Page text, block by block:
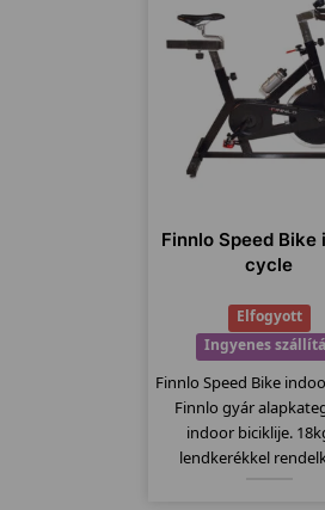
Finnlo Speed Bike
cycle
Elfogyott
Ingyenes
Finnlo Speed Bike
Finnlo gyár
indoor biciklije.
lendkerékkel